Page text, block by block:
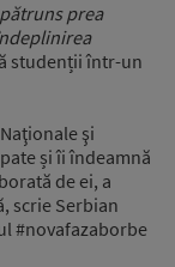
prea
studenții într-un
şi
și îi îndeamnă
de ei, a
scrie Serbian
#novafazaborbe